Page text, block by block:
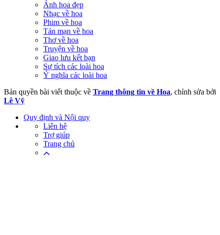
Ảnh hoa đẹp
Nhạc về hoa
Phim về hoa
Tản mạn về hoa
Thơ về hoa
Truyện về hoa
Giao lưu kết bạn
Sự tích các loài hoa
Ý nghĩa các loài hoa
Bản quyền bài viết thuộc về Trang thông tin về Hoa, chỉnh sửa bởi
Lê Vỹ
Quy định và Nội quy
Liên hệ
Trợ giúp
Trang chủ